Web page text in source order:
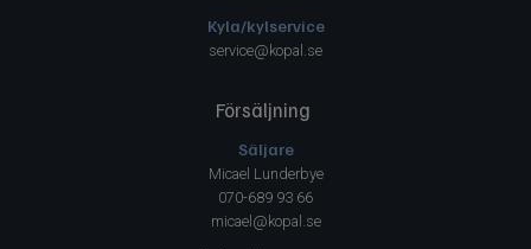
Kyla/kylservice
service@kopal.se
Försäljning
Säljare
Micael Lunderbye
070-689 93 66
micael@kopal.se